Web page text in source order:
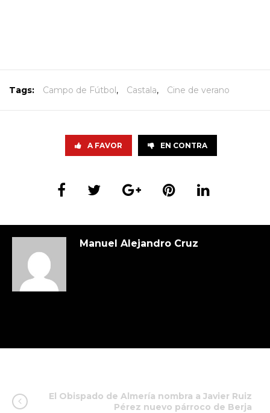
Tags: Campo de Fútbol, Castala, Cine de verano
A FAVOR EN CONTRA
Manuel Alejandro Cruz
El Obispado de Almería nombra a Javier Ruiz
Pérez nuevo párroco de Berja